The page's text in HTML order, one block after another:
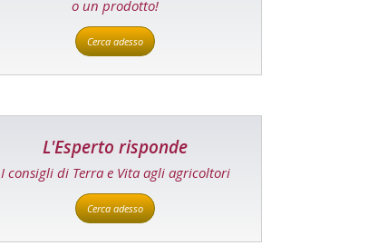
o un prodotto!
Cerca adesso
L'Esperto risponde
I consigli di Terra e Vita agli agricoltori
Cerca adesso